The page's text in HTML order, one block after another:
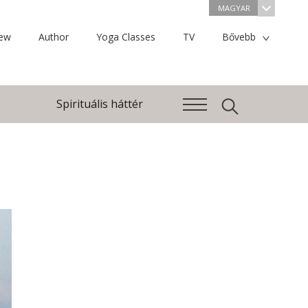
MAGYAR
Author Yoga Classes TV Bővebb
Spirituális háttér